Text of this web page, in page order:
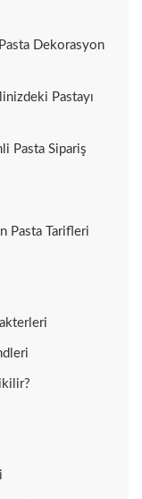
Pasta Dekorasyon
Pastayı
Pasta Sipariş
Pasta Tarifleri